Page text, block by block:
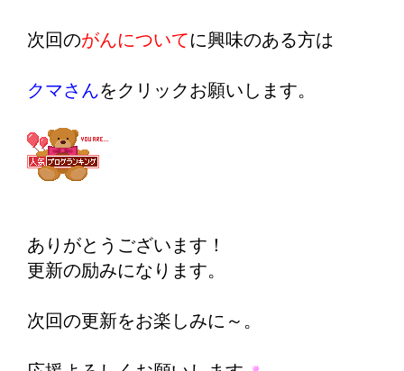
次回のがんについてに興味のある方は
クマさんをクリックお願いします。
ありがとうございます！
更新の励みになります。
次回の更新をお楽しみに～。